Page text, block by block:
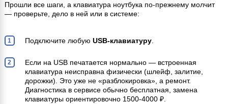
Прошли все шаги, а клавиатура ноутбука по-прежнему молчит
— проверьте, дело в ней или в системе:
Подключите любую USB-клавиатуру.
Если на USB печатается нормально — встроенная
клавиатура неисправна физически (шлейф, залитие,
дорожки). Это уже не «разблокировка», а ремонт.
Диагностика в сервисе обычно бесплатная, замена
клавиатуры ориентировочно 1500-4000 ₽.